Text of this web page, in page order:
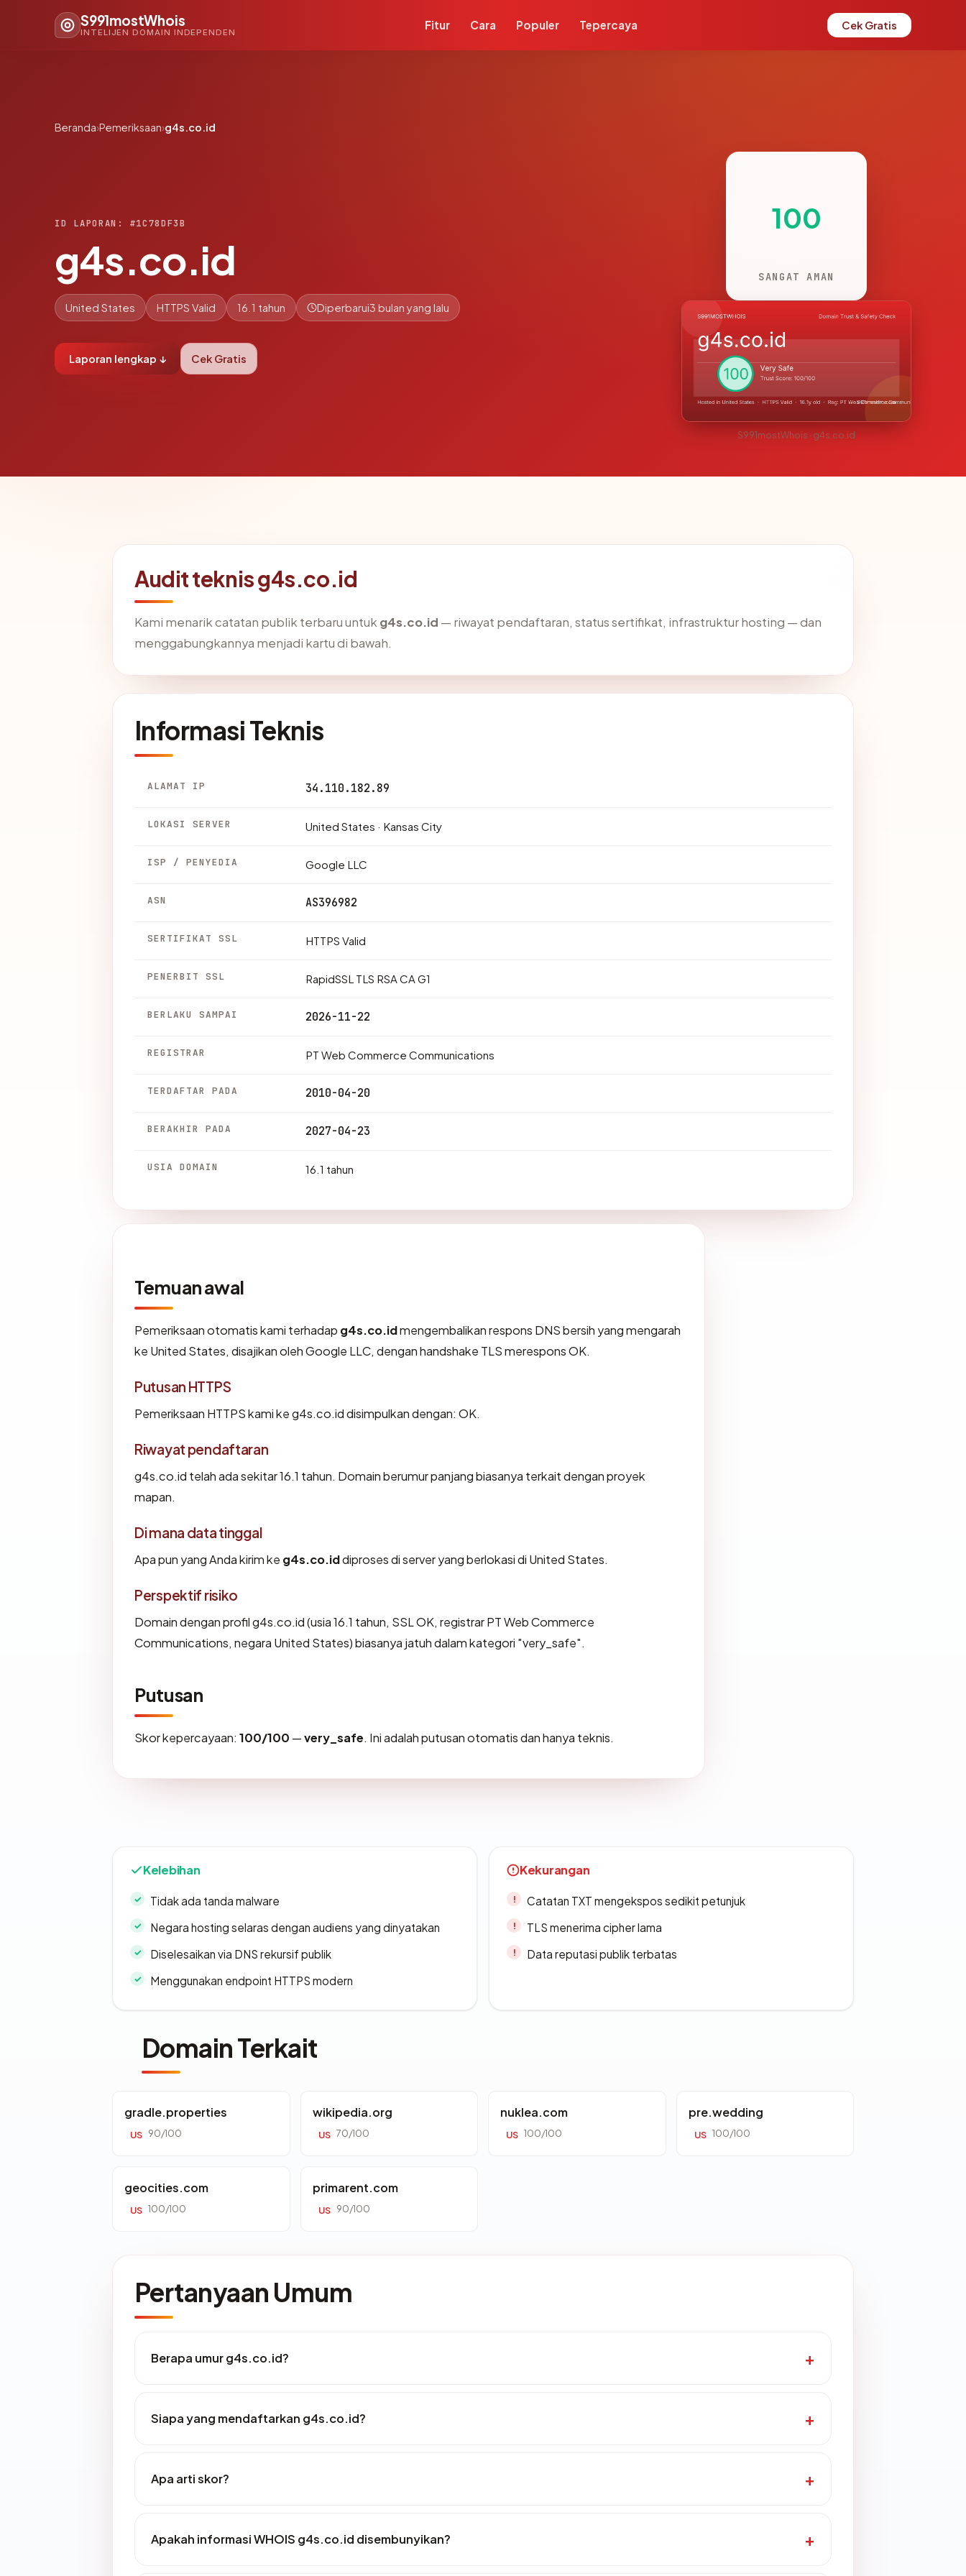
S991mostWhois
INTELIJEN DOMAIN INDEPENDEN
Fitur Cara Populer Tepercaya Cek Gratis
Beranda›Pemeriksaan›g4s.co.id
ID LAPORAN: #1C78DF3B
g4s.co.id
United States HTTPS Valid 16.1 tahun Diperbarui3 bulan yang lalu
Laporan lengkap ↓ Cek Gratis
100
SANGAT AMAN
S991mostWhois · g4s.co.id
Audit teknis g4s.co.id
Kami menarik catatan publik terbaru untuk g4s.co.id — riwayat pendaftaran, status sertifikat, infrastruktur hosting — dan
menggabungkannya menjadi kartu di bawah.
Informasi Teknis
ALAMAT IP 34.110.182.89
LOKASI SERVER United States · Kansas City
ISP / PENYEDIA Google LLC
ASN AS396982
SERTIFIKAT SSL HTTPS Valid
PENERBIT SSL RapidSSL TLS RSA CA G1
BERLAKU SAMPAI 2026-11-22
REGISTRAR PT Web Commerce Communications
TERDAFTAR PADA 2010-04-20
BERAKHIR PADA 2027-04-23
USIA DOMAIN 16.1 tahun
Temuan awal
Pemeriksaan otomatis kami terhadap g4s.co.idmengembalikan respons DNS bersih yang mengarah
ke United States, disajikan oleh Google LLC, dengan handshake TLS merespons OK.
Putusan HTTPS
Pemeriksaan HTTPS kami ke g4s.co.id disimpulkan dengan: OK.
Riwayat pendaftaran
g4s.co.id telah ada sekitar 16.1 tahun. Domain berumur panjang biasanya terkait dengan proyek
mapan.
Di mana data tinggal
Apa pun yang Anda kirim ke g4s.co.iddiproses di server yang berlokasi di United States.
Perspektif risiko
Domain dengan profil g4s.co.id (usia 16.1 tahun, SSL OK, registrar PT Web Commerce
Communications, negara United States) biasanya jatuh dalam kategori "very_safe".
Putusan
Skor kepercayaan: 100/100 —very_safe. Ini adalah putusan otomatis dan hanya teknis.
Kelebihan
Tidak ada tanda malware
Negara hosting selaras dengan audiens yang dinyatakan
Diselesaikan via DNS rekursif publik
Menggunakan endpoint HTTPS modern
Kekurangan
Catatan TXT mengekspos sedikit petunjuk
TLS menerima cipher lama
Data reputasi publik terbatas
Domain Terkait
gradle.properties
US 90/100
wikipedia.org
US 70/100
nuklea.com
US 100/100
pre.wedding
US 100/100
geocities.com
US 100/100
primarent.com
US 90/100
Pertanyaan Umum
Berapa umur g4s.co.id?
Siapa yang mendaftarkan g4s.co.id?
Apa arti skor?
Apakah informasi WHOIS g4s.co.id disembunyikan?